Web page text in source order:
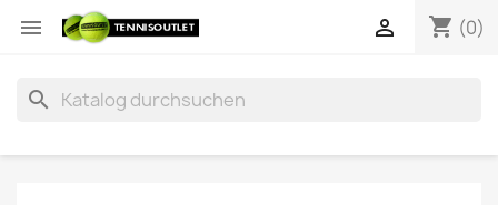
 shopping_cart (0)

search